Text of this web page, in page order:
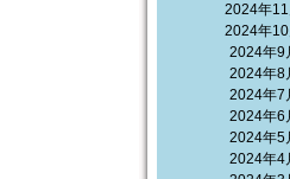
2024年11
2024年10
2024年9
2024年8
2024年7
2024年6
2024年5
2024年4